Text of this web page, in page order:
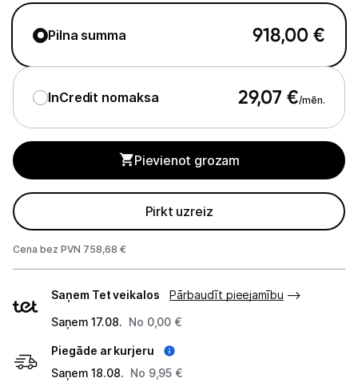
Klaviatūras
Web kameras
Spēļu konsoles un piederumi
Projektori un ekrāni
Tīkla iekārtas
Drukas iekārtas
Biroja piederumi
Pilna summa 918,00 €
InCredit nomaksa 29,07 €/mēn.
Pievienot grozam
Pirkt uzreiz
Cena bez PVN 758,68 €
veidi
Saņem Tet veikalos
Pārbaudīt pieejamību
Saņem 17.08. No 0,00 €
Piegāde ar kurjeru
Saņem 18.08. No 9,95 €